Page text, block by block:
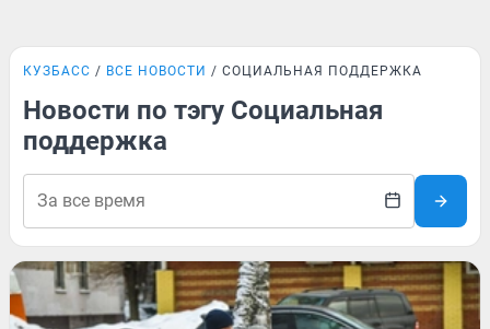
КУЗБАСС ВСЕ НОВОСТИ СОЦИАЛЬНАЯ ПОДДЕРЖКА
Новости по тэгу Социальная
поддержка